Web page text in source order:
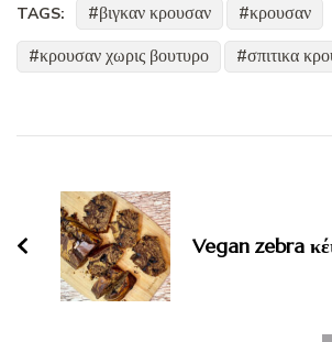
TAGS: βιγκαν κρουσαν
κρουσαν
κρουσαν χωρις βουτυρο
σπιτικα
Navigation
Vegan zebra